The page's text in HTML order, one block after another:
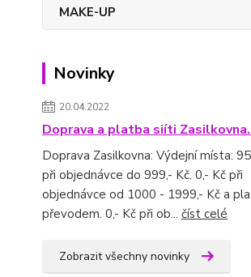
MAKE-UP
Novinky
20.04.2022
Doprava a platba siíti
Doprava Zasilkovna: Výdejní místa:
při objednávce do 999,- Kč. 0,- Kč při
objednávce od 1000 - 1999,- Kč a
převodem. 0,- Kč při ob... číst celé
Zobrazit všechny novinky